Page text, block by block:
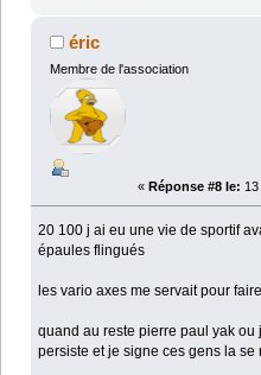
éric
Membre de l'association
« Réponse #8 le:
20 100 j ai eu une vie de sportif
épaules flingués
les vario axes me servait pour
quand au reste pierre paul yak
persiste et je signe ces gens la se